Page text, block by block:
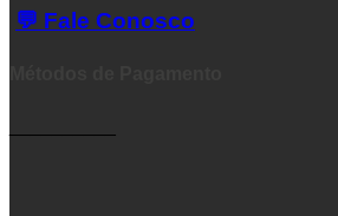
💬 Fale Conosco